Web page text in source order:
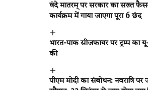
वंदे मातरम् पर सरकार का सख्त
कार्यक्रम में गाया जाएगा पूरा 6 छंद
भारत-पाक सीजफायर पर ट्रम्प का
की
पीएम मोदी का संबोधन: नवरात्रि